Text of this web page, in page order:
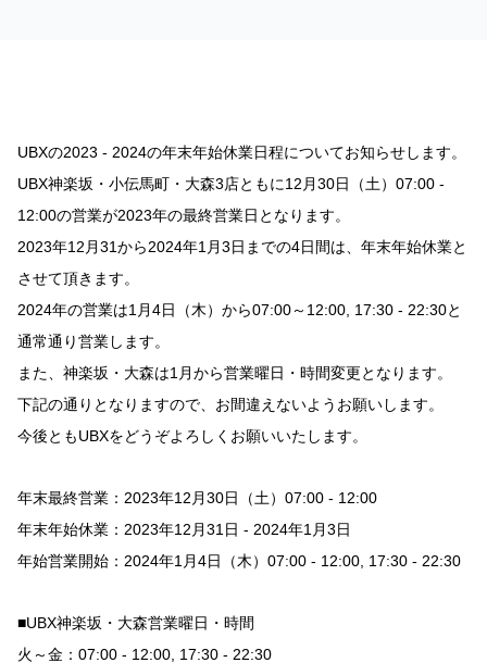
UBXの2023 - 2024の年末年始休業日程についてお知らせします。
UBX神楽坂・小伝馬町・大森3店ともに12月30日（土）07:00 -
12:00の営業が2023年の最終営業日となります。
2023年12月31から2024年1月3日までの4日間は、年末年始休業と
させて頂きます。
2024年の営業は1月4日（木）から07:00～12:00, 17:30 - 22:30と
通常通り営業します。
また、神楽坂・大森は1月から営業曜日・時間変更となります。
下記の通りとなりますので、お間違えないようお願いします。
今後ともUBXをどうぞよろしくお願いいたします。
年末最終営業：2023年12月30日（土）07:00 - 12:00
年末年始休業：2023年12月31日 - 2024年1月3日
年始営業開始：2024年1月4日（木）07:00 - 12:00, 17:30 - 22:30
■UBX神楽坂・大森営業曜日・時間
火～金：07:00 - 12:00, 17:30 - 22:30